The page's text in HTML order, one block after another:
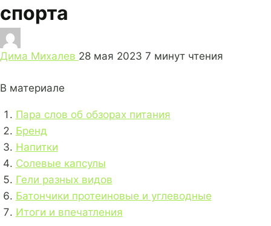
спорта
Дима Михалев 28 мая 2023 7 минут чтения
В материале
Пара слов об обзорах питания
Бренд
Напитки
Солевые капсулы
Гели разных видов
Батончики протеиновые и углеводные
Итоги и впечатления